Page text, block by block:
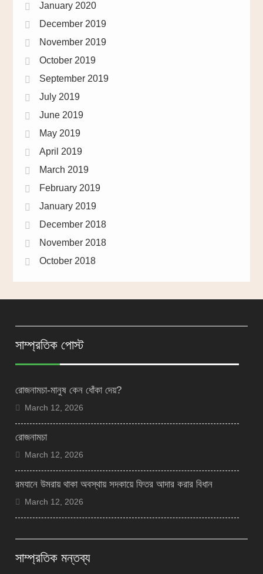
January 2020
December 2019
November 2019
October 2019
September 2019
July 2019
June 2019
May 2019
April 2019
March 2019
February 2019
January 2019
December 2018
November 2018
October 2018
সাম্প্রতিক পোস্ট
রোজনামচা-মানুষ কেন ধোঁকা দেয়?
March 12, 2026
রোজনামচা
March 12, 2026
রমযানে উমরায় থাকা অবস্থায় সদকায়ে ফিতর আদার করার বিধান
March 12, 2026
সাম্প্রতিক মন্তব্য